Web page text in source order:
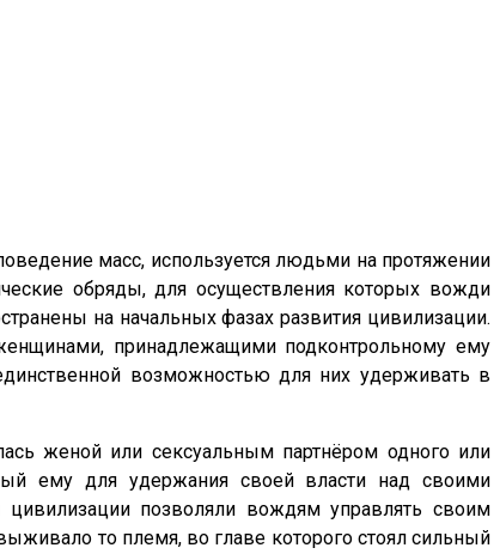
масс, используется людьми на протяжении
обряды, для осуществления которых вожди
на начальных фазах развития цивилизации.
принадлежащими подконтрольному ему
возможностью для них удерживать в
женой или сексуальным партнёром одного или
ему для удержания своей власти над своими
цивилизации позволяли вождям управлять своим
то племя, во главе которого стоял сильный